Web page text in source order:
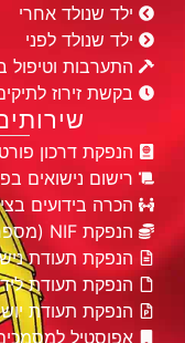
ילד שנולד אחרי
ילד שנולד לפני
התערבות וטיפול
בקשת זירוז
הנפקת דרכון
רישום נישואים
הכרה בידועים
הנפקת NIF (מספר פיסקלי)
הנפקת תעודת
הנפקת תעודת
הנפקת תעודת
אפוסטיל